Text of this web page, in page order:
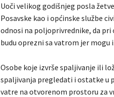
Uoči velikog godišnjeg posla
Posavske kao i općinske službe
odnosi na poljoprivrednike, da
budu oprezni sa vatrom jer mogu
Osobe koje izvrše spaljivanje ili
spaljivanja pregledati i ostatke u
vatre na otvorenom prostoru za